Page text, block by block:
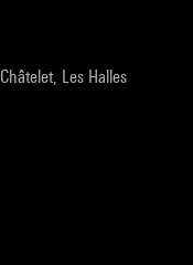
Les Halles